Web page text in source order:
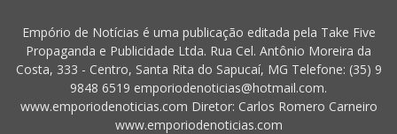
Empório de Notícias é uma publicação editada pela Take Five
Propaganda e Publicidade Ltda. Rua Cel. Antônio Moreira da
Costa, 333 - Centro, Santa Rita do Sapucaí, MG Telefone: (35) 9
9848 6519 emporiodenoticias@hotmail.com.
www.emporiodenoticias.com Diretor: Carlos Romero Carneiro
www.emporiodenoticias.com